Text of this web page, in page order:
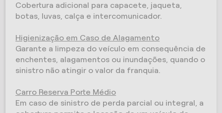
Cobertura adicional para capacete, jaqueta,
botas, luvas, calça e intercomunicador.
Higienização em Caso de Alagamento
Garante a limpeza do veículo em consequência de
enchentes, alagamentos ou inundações, quando o
sinistro não atingir o valor da franquia.
Carro Reserva Porte Médio
Em caso de sinistro de perda parcial ou integral, a